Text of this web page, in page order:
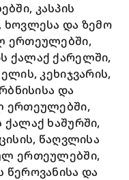
კასპის
ხოვლესა და ზემო
ერთეულებში,
ქალაქ ქარელში,
კეხიჯვარის,
და
ერთეულებში,
ქალაქ ხაშურში,
წაღვლისა
ერთეულებში,
წეროვანისა და